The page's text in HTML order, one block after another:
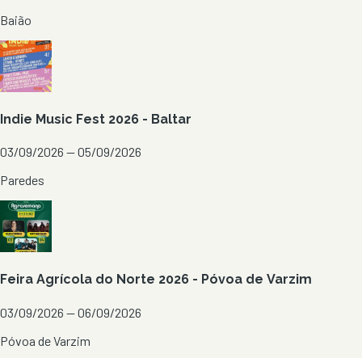
Baião
Indie Music Fest 2026 - Baltar
03/09/2026 — 05/09/2026
Paredes
Feira Agrícola do Norte 2026 - Póvoa de Varzim
03/09/2026 — 06/09/2026
Póvoa de Varzim